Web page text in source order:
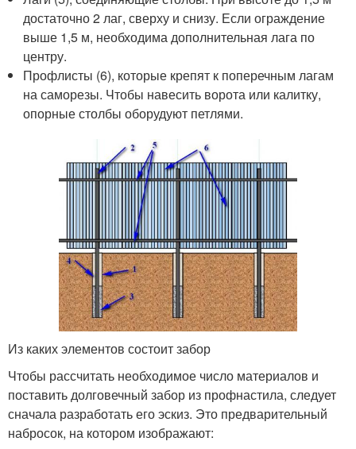
достаточно 2 лаг, сверху и снизу. Если ограждение
выше 1,5 м, необходима дополнительная лага по
центру.
Профлисты (6), которые крепят к поперечным лагам
на саморезы. Чтобы навесить ворота или калитку,
опорные столбы оборудуют петлями.
Из каких элементов состоит забор
Чтобы рассчитать необходимое число материалов и
поставить долговечный забор из профнастила, следует
сначала разработать его эскиз. Это предварительный
набросок, на котором изображают: